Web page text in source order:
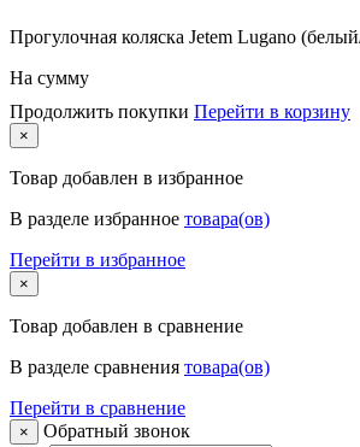
Прогулочная коляска Jetem Lugano
На сумму
Продолжить покупки Перейти в корзину
×
Товар добавлен в избранное
В разделе избранное товара(ов)
Перейти в избранное
×
Товар добавлен в сравнение
В разделе сравнения товара(ов)
Перейти в сравнение
×
Обратный звонок